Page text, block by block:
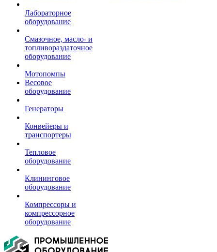
Лабораторное
оборудование
Смазочное, масло- и
топливораздаточное
оборудование
Мотопомпы
Весовое
оборудование
Генераторы
Конвейеры и
транспортеры
Тепловое
оборудование
Клининговое
оборудование
Компрессоры и
компрессорное
оборудование